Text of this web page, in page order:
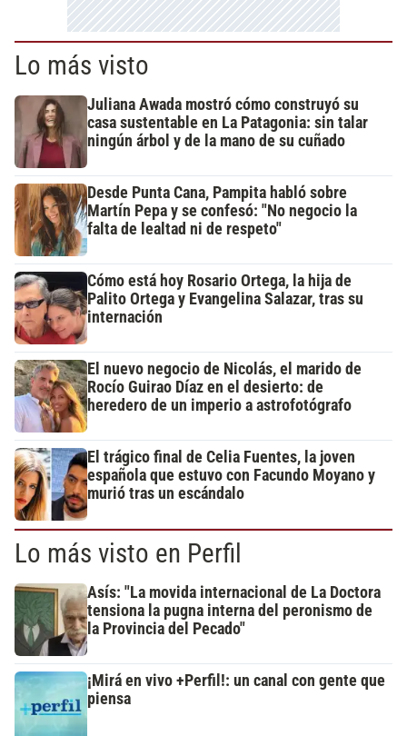
Lo más visto
Juliana Awada mostró cómo construyó su
casa sustentable en La Patagonia: sin talar
ningún árbol y de la mano de su cuñado
Desde Punta Cana, Pampita habló sobre
Martín Pepa y se confesó: "No negocio la
falta de lealtad ni de respeto"
Cómo está hoy Rosario Ortega, la hija de
Palito Ortega y Evangelina Salazar, tras su
internación
El nuevo negocio de Nicolás, el marido de
Rocío Guirao Díaz en el desierto: de
heredero de un imperio a astrofotógrafo
El trágico final de Celia Fuentes, la joven
española que estuvo con Facundo Moyano y
murió tras un escándalo
Lo más visto en Perfil
Asís: "La movida internacional de La Doctora
tensiona la pugna interna del peronismo de
la Provincia del Pecado"
¡Mirá en vivo +Perfil!: un canal con gente que
piensa